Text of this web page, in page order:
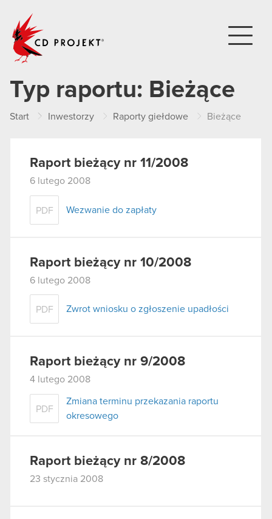
Typ raportu: Bieżące
Start Inwestorzy Raporty giełdowe Bieżące
Raport bieżący nr 11/2008
6 lutego 2008
PDF Wezwanie do zapłaty
Raport bieżący nr 10/2008
6 lutego 2008
PDF Zwrot wniosku o zgłoszenie upadłości
Raport bieżący nr 9/2008
4 lutego 2008
PDF
Zmiana terminu przekazania raportu
okresowego
Raport bieżący nr 8/2008
23 stycznia 2008